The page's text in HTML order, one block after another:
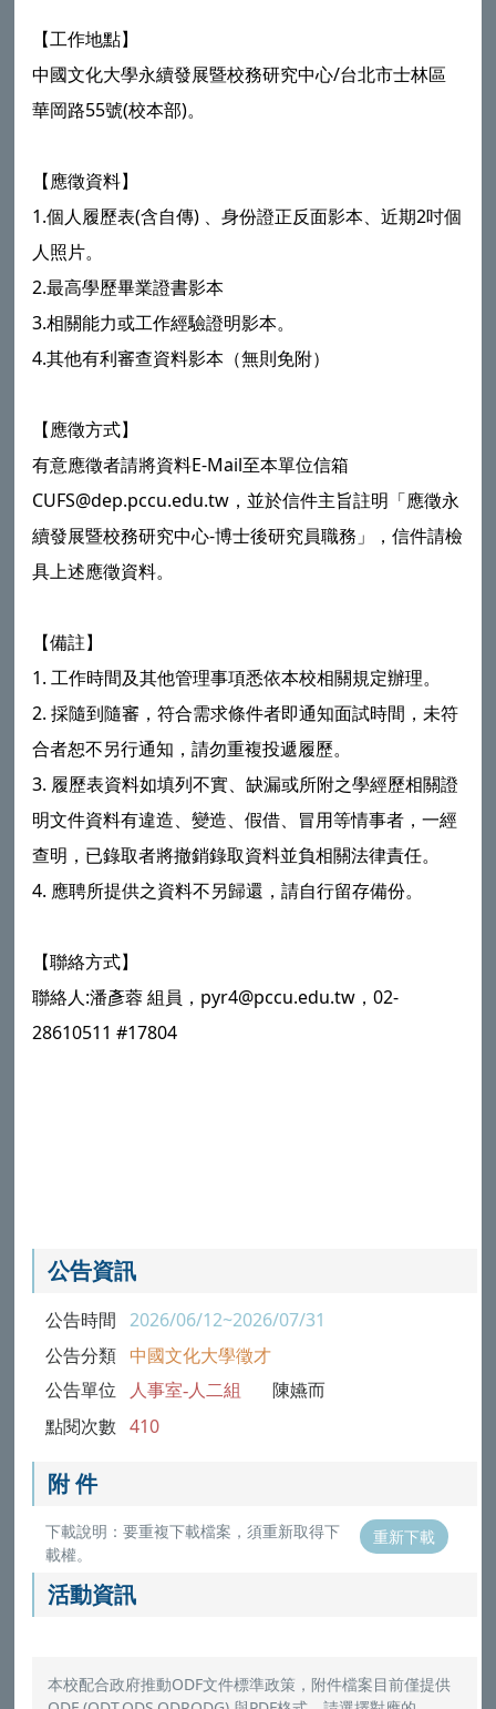
【工作地點】
中國文化大學永續發展暨校務研究中心/台北市士林區
華岡路55號(校本部)。
【應徵資料】
1.個人履歷表(含自傳) 、身份證正反面影本、近期2吋個
人照片。
2.最高學歷畢業證書影本
3.相關能力或工作經驗證明影本。
4.其他有利審查資料影本（無則免附）
【應徵方式】
有意應徵者請將資料E-Mail至本單位信箱
CUFS@dep.pccu.edu.tw，並於信件主旨註明「應徵永
續發展暨校務研究中心-博士後研究員職務」，信件請檢
具上述應徵資料。
【備註】
1. 工作時間及其他管理事項悉依本校相關規定辦理。
2. 採隨到隨審，符合需求條件者即通知面試時間，未符
合者恕不另行通知，請勿重複投遞履歷。
3. 履歷表資料如填列不實、缺漏或所附之學經歷相關證
明文件資料有違造、變造、假借、冒用等情事者，一經
查明，已錄取者將撤銷錄取資料並負相關法律責任。
4. 應聘所提供之資料不另歸還，請自行留存備份。
【聯絡方式】
聯絡人:潘彥蓉 組員，pyr4@pccu.edu.tw，02-
28610511 #17804
公告資訊
公告時間 2026/06/12~2026/07/31
公告分類 中國文化大學徵才
公告單位 人事室-人二組 陳嬿而
點閱次數 410
附 件
下載說明：要重複下載檔案，須重新取得下
載權。
重新下載
活動資訊
本校配合政府推動ODF文件標準政策，附件檔案目前僅提供